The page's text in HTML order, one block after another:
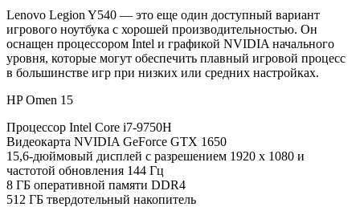
Lenovo Legion Y540 — это еще один доступный вариант
игрового ноутбука с хорошей производительностью. Он
оснащен процессором Intel и графикой NVIDIA начального
уровня, которые могут обеспечить плавный игровой процесс
в большинстве игр при низких или средних настройках.
HP Omen 15
Процессор Intel Core i7-9750H
Видеокарта NVIDIA GeForce GTX 1650
15,6-дюймовый дисплей с разрешением 1920 x 1080 и
частотой обновления 144 Гц
8 ГБ оперативной памяти DDR4
512 ГБ твердотельный накопитель